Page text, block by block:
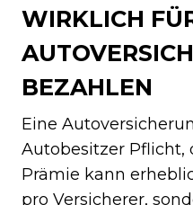
WIRKLICH
BEZAHLEN
Eine
Autobesitzer Pflicht,
Prämie kann
pro Versicherer,